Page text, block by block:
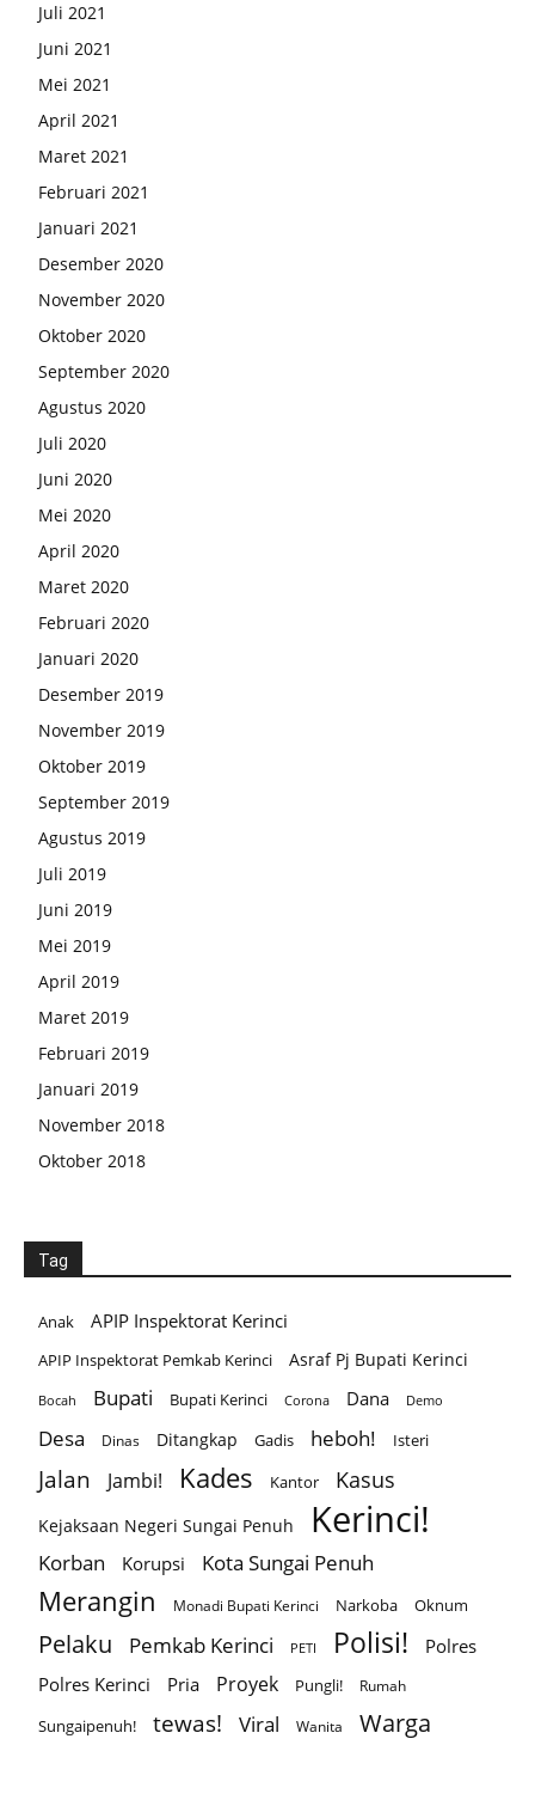
Juli 2021
Juni 2021
Mei 2021
April 2021
Maret 2021
Februari 2021
Januari 2021
Desember 2020
November 2020
Oktober 2020
September 2020
Agustus 2020
Juli 2020
Juni 2020
Mei 2020
April 2020
Maret 2020
Februari 2020
Januari 2020
Desember 2019
November 2019
Oktober 2019
September 2019
Agustus 2019
Juli 2019
Juni 2019
Mei 2019
April 2019
Maret 2019
Februari 2019
Januari 2019
November 2018
Oktober 2018
Tag
Anak APIP Inspektorat Kerinci
APIP Inspektorat Pemkab Kerinci Asraf Pj Bupati Kerinci
Bocah Bupati Bupati Kerinci Corona Dana Demo
Desa Dinas Ditangkap Gadis heboh! Isteri
Jalan Jambi! Kades Kantor Kasus
Kejaksaan Negeri Sungai Penuh Kerinci!
Korban Korupsi Kota Sungai Penuh
Merangin Monadi Bupati Kerinci Narkoba Oknum
Pelaku Pemkab Kerinci PETI Polisi!
Polres
Polres Kerinci
Pria Proyek Pungli! Rumah
Sungaipenuh! tewas! Viral Wanita Warga